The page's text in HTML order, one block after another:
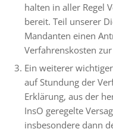
halten in aller Regel
bereit. Teil unserer
Mandanten einen
Verfahrenskosten
Ein weiterer
auf Stundung der
Erklärung, aus der
InsO geregelte
insbesondere dann